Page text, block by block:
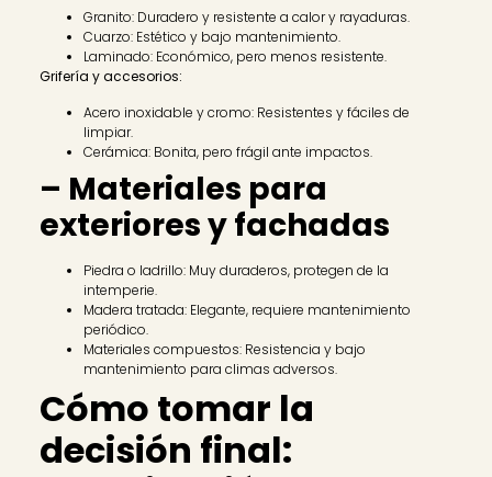
Granito: Duradero y resistente a calor y rayaduras.
Cuarzo: Estético y bajo mantenimiento.
Laminado: Económico, pero menos resistente.
Grifería y accesorios:
Acero inoxidable y cromo: Resistentes y fáciles de
limpiar.
Cerámica: Bonita, pero frágil ante impactos.
– Materiales para
exteriores y fachadas
Piedra o ladrillo: Muy duraderos, protegen de la
intemperie.
Madera tratada: Elegante, requiere mantenimiento
periódico.
Materiales compuestos: Resistencia y bajo
mantenimiento para climas adversos.
Cómo tomar la
decisión final: